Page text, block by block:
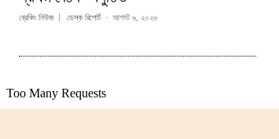
ব্রেকিং নিউজ ডেস্ক রিপোর্ট - আগস্ট ৬, ২০২৬